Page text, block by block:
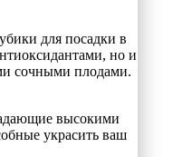
для посадки в
но и
сочными плодами.
высокими
украсить ваш